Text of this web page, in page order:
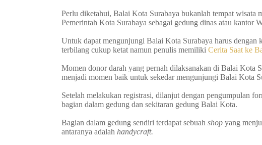
Perlu diketahui, Balai Kota Surabaya bukanlah tempat wisata
Pemerintah Kota Surabaya sebagai gedung dinas atau kantor
Untuk dapat mengunjungi Balai Kota Surabaya harus dengan
terbilang cukup ketat namun penulis memiliki Cerita Saat ke
Momen donor darah yang pernah dilaksanakan di Balai Kota
menjadi momen baik untuk sekedar mengunjungi Balai Kota
Setelah melakukan registrasi, dilanjut dengan pengumpulan
bagian dalam gedung dan sekitaran gedung Balai Kota.
Bagian dalam gedung sendiri terdapat sebuah shop yang
antaranya adalah handycraft.